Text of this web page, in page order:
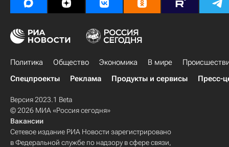
Политика Общество Экономика В мире
Спецпроекты
Реклама Продукты и сервисы Пресс-
Версия 2023.1 Beta
© 2026 МИА «Россия сегодня»
Вакансии
Сетевое издание РИА Новости зарегистрировано
в Федеральной службе по надзору в сфере связи,